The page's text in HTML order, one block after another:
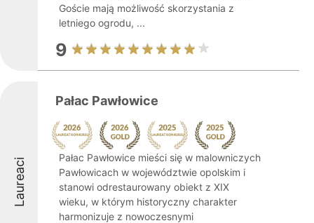
Goście mają możliwość skorzystania z
letniego ogrodu, ...
9
Laureaci
Pałac Pawłowice
Pałac Pawłowice mieści się w malowniczych
Pawłowicach w województwie opolskim i
stanowi odrestaurowany obiekt z XIX
wieku, w którym historyczny charakter
harmonizuje z nowoczesnymi